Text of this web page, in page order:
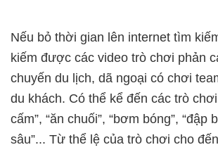
Nếu bỏ thời gian lên internet tìm
kiếm được các video trò chơi phản
chuyến du lịch, dã ngoại có chơi
du khách. Có thể kể đến các trò
cấm”, “ăn chuối”, “bơm bóng”, “đập
sâu”... Từ thể lệ của trò chơi cho